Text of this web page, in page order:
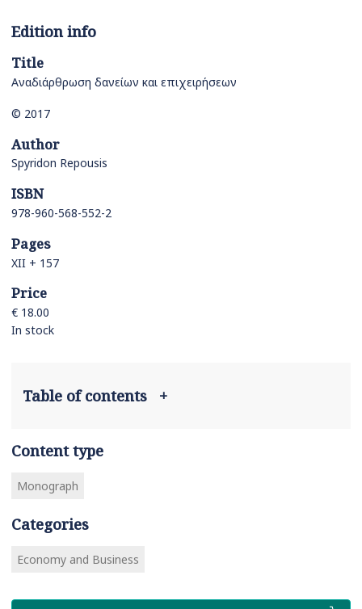
Edition info
Title
Αναδιάρθρωση δανείων και επιχειρήσεων
© 2017
Author
Spyridon Repousis
ISBN
978-960-568-552-2
Pages
XII + 157
Price
€ 18.00
In stock
Table of contents +
Content type
Monograph
Categories
Economy and Business